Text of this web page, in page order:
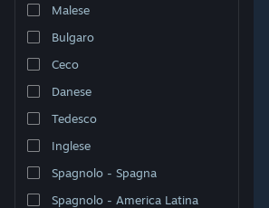
Malese
Bulgaro
Ceco
Danese
Tedesco
Inglese
Spagnolo - Spagna
Spagnolo - America Latina